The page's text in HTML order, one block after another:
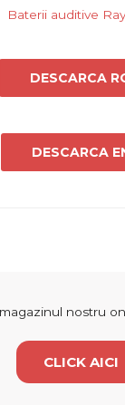
Baterii auditive
DESCARCA
DESCARCA
nostru
CLICK AICI